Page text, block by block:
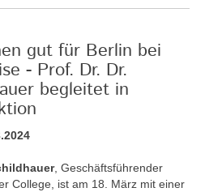
gut für Berlin bei
- Prof. Dr. Dr.
begleitet in
, Geschäftsführender
College, ist am 18. März mit einer